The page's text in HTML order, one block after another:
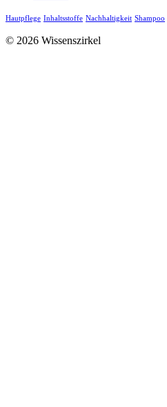
Hautpflege Inhaltsstoffe Nachhaltigkeit Shampoo
© 2026 Wissenszirkel